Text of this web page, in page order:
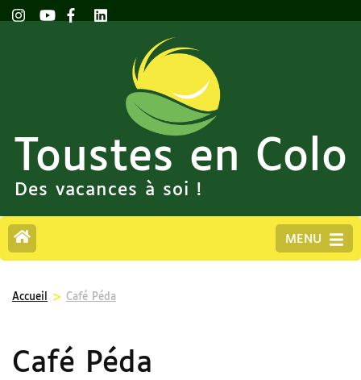
Toustes en Colo
Des vacances à soi !
MENU
Accueil > Café Péda
Café Péda